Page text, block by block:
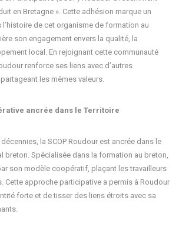
en Bretagne ». Cette adhésion marque un
l’histoire de cet organisme de formation au
son engagement envers la qualité, la
local. En rejoignant cette communauté
renforce ses liens avec d’autres
les mêmes valeurs.
ancrée dans le Territoire
la SCOP Roudour est ancrée dans le
breton. Spécialisée dans la formation au breton,
son modèle coopératif, plaçant les travailleurs
Cette approche participative a permis à Roudour
forte et de tisser des liens étroits avec sa